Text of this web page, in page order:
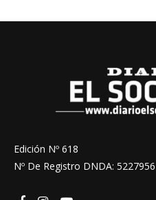
Edición Nº 618
Nº De Registro DNDA: 5227956